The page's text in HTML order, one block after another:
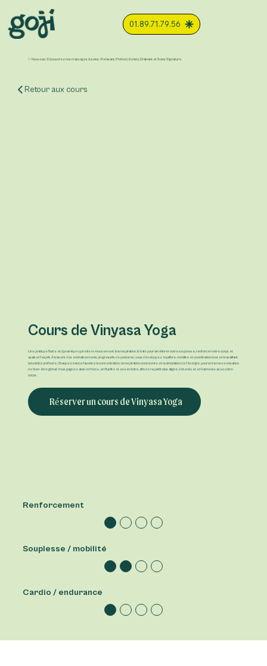
✨ Nouveau : Découvrez nos massages & soins : Relaxant, Profond, Kobido, Drainant et Soins Signature.
01.89.71.79.56
Retour aux cours
Cours de Vinyasa Yoga
Une pratique fluide et dynamique qui relie le mouvement à la respiration, idéale pour améliorer votre souplesse, renforcer votre corps et
apaiser l’esprit. À travers des enchaînements progressifs de postures, vous développez équilibre, mobilité et coordination tout en travaillant
la tonicité profonde. Chaque séance favorise la concentration, la respiration consciente et la circulation de l’énergie, pour créer une sensation
de bien-être global. Vous gagnez ainsi en force, en fluidité et en sérénité, afin de repartir plus aligné, détendu et en harmonie avec votre
corps.
Réserver un cours de Vinyasa Yoga
Renforcement
Souplesse / mobilité
Cardio / endurance